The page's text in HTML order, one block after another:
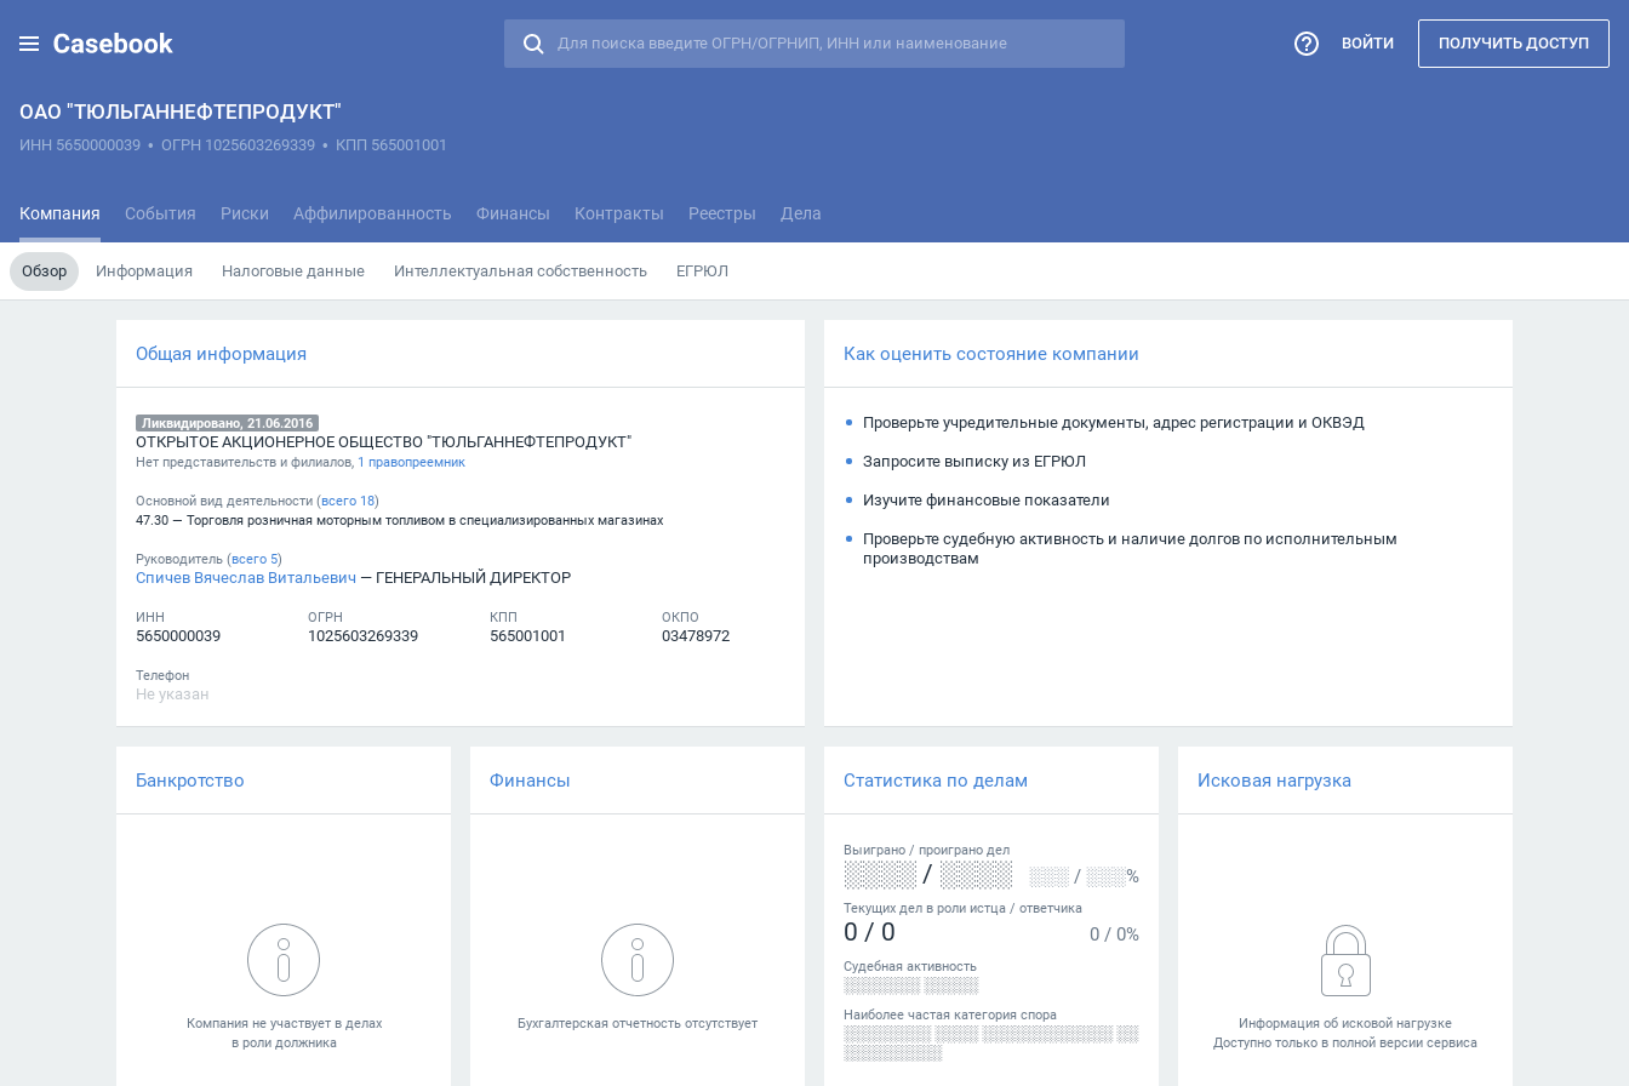
ОАО "ТЮЛЬГАННЕФТЕПРОДУКТ"
ИНН 5650000039 • ОГРН 1025603269339 • КПП 565001001
Компания События Риски Аффилированность Финансы Контракты Реестры Дела
Обзор Информация Налоговые данные Интеллектуальная собственность ЕГРЮЛ
ВОЙТИ ПОЛУЧИТЬ ДОСТУП
Общая информация
Ликвидировано, 21.06.2016
ОТКРЫТОЕ АКЦИОНЕРНОЕ ОБЩЕСТВО "ТЮЛЬГАННЕФТЕПРОДУКТ"
Нет представительств и филиалов, 1 правопреемник
Основной вид деятельности (всего 18)
47.30 — Торговля розничная моторным топливом в специализированных магазинах
Руководитель (всего 5)
Спичев Вячеслав Витальевич — ГЕНЕРАЛЬНЫЙ ДИРЕКТОР
ИНН
5650000039
ОГРН
1025603269339
КПП
565001001
ОКПО
03478972
Телефон
Не указан
Как оценить состояние компании
Проверьте учредительные документы, адрес регистрации и ОКВЭД
Запросите выписку из ЕГРЮЛ
Изучите финансовые показатели
Проверьте судебную активность и наличие долгов по исполнительным
производствам
Банкротство Финансы Статистика по делам
Выиграно / проиграно дел
░░░░ / ░░░░ ░░░ / ░░░%
Текущих дел в роли истца / ответчика
0 / 0 0 / 0%
Судебная активность
░░░░░░░ ░░░░░
Наиболее частая категория спора
░░░░░░░░ ░░░░ ░░░░░░░░░░░░ ░░
░░░░░░░░░
Исковая нагрузка